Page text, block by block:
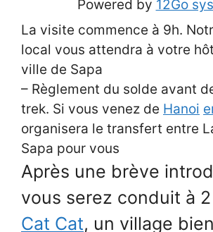
Powered by 12Go
La visite commence à 9h.
local vous attendra à votre
ville de Sapa
– Règlement du solde avant
trek. Si vous venez de Hanoi
organisera le transfert entre
Sapa pour vous
Après une brève
vous serez conduit à
Cat Cat, un village